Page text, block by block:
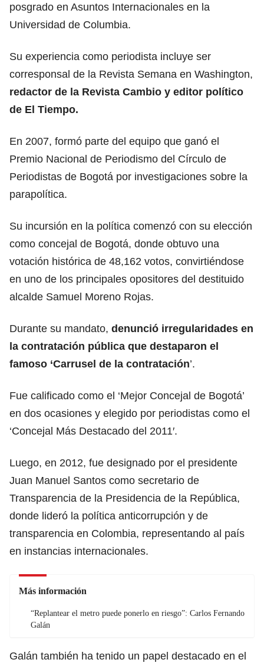
posgrado en Asuntos Internacionales en la
Universidad de Columbia.
Su experiencia como periodista incluye ser
corresponsal de la Revista Semana en Washington,
redactor de la Revista Cambio y editor político
de El Tiempo.
En 2007, formó parte del equipo que ganó el
Premio Nacional de Periodismo del Círculo de
Periodistas de Bogotá por investigaciones sobre la
parapolítica.
Su incursión en la política comenzó con su elección
como concejal de Bogotá, donde obtuvo una
votación histórica de 48,162 votos, convirtiéndose
en uno de los principales opositores del destituido
alcalde Samuel Moreno Rojas.
Durante su mandato, denunció irregularidades en
la contratación pública que destaparon el
famoso ‘Carrusel de la contratación’.
Fue calificado como el ‘Mejor Concejal de Bogotá’
en dos ocasiones y elegido por periodistas como el
‘Concejal Más Destacado del 2011′.
Luego, en 2012, fue designado por el presidente
Juan Manuel Santos como secretario de
Transparencia de la Presidencia de la República,
donde lideró la política anticorrupción y de
transparencia en Colombia, representando al país
en instancias internacionales.
Más información
“Replantear el metro puede ponerlo en riesgo”: Carlos Fernando
Galán
Galán también ha tenido un papel destacado en el